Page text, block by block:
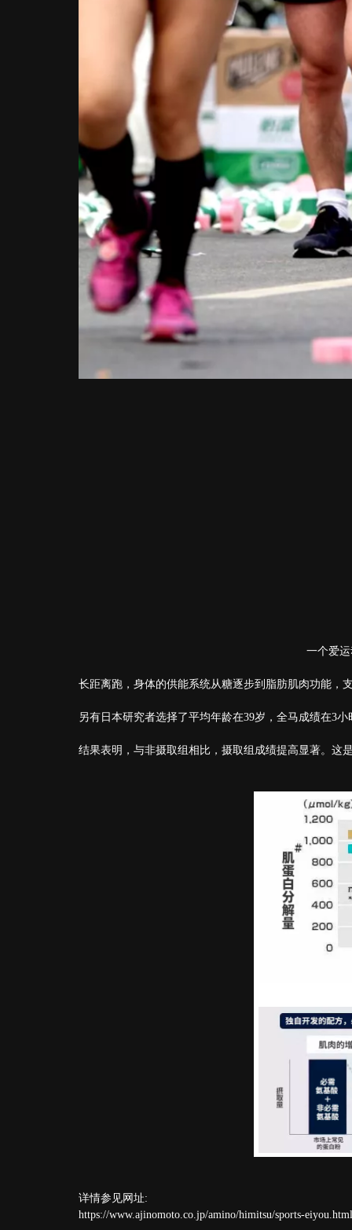
一个爱
长距离跑，身体的供能系统从糖逐步到脂肪肌肉功能，
另有日本研究者选择了平均年龄在39岁，全马成绩在3
结果表明，与非摄取组相比，摄取组成绩提高显著。这
详情参见网址:
https://www.ajinomoto.co.jp/amino/himitsu/sports-